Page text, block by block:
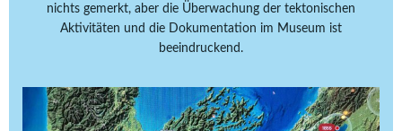
nichts gemerkt, aber die Überwachung der tektonischen
Aktivitäten und die Dokumentation im Museum ist
beeindruckend.